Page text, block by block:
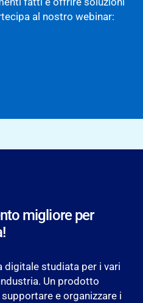
al nostro webinar:
migliore per
digitale studiata per i vari
Un prodotto
e organizzare i